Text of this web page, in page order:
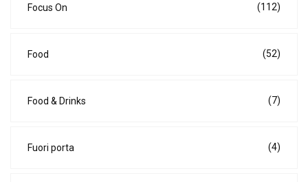
Focus On (112)
Food (52)
Food & Drinks (7)
Fuori porta (4)